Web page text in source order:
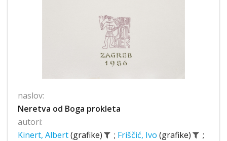
naslov:
Neretva od Boga prokleta
autori:
Kinert, Albert(grafike) ; Friščić, Ivo (grafike)
;